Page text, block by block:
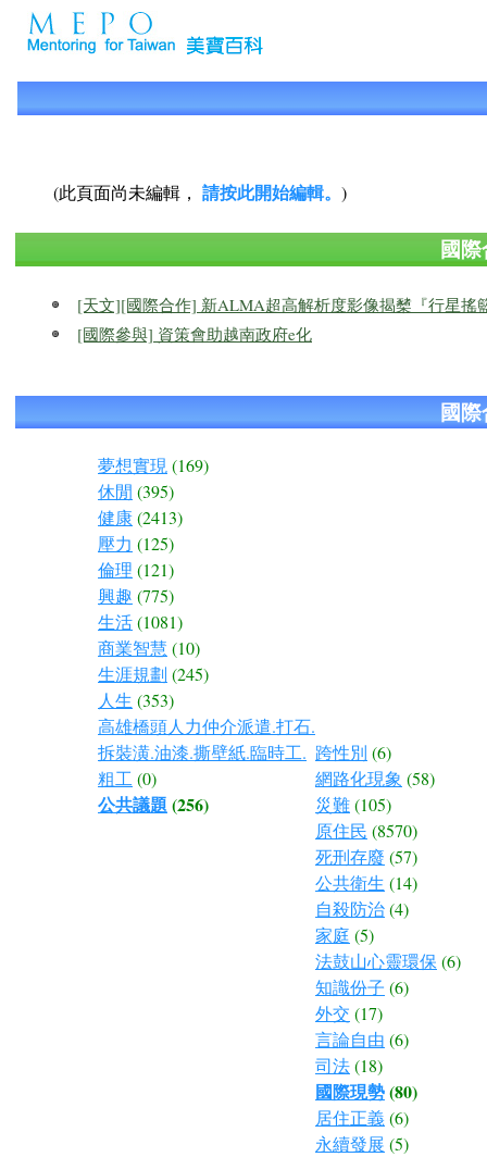
(此頁面尚未編輯， 請按此開始編輯。 )
國
[天文][國際合作] 新ALMA超高解析度影像揭櫫『行星搖
[國際參與] 資策會助越南政府e化
國
夢想實現(169)
休閒 (395)
健康(2413)
壓力 (125)
倫理 (121)
興趣 (775)
生活(1081)
商業智慧 (10)
生涯規劃 (245)
人生 (353)
高雄橋頭人力仲介派遣.打石.
拆裝潢.油漆.撕壁紙.臨時工.
粗工(0)
公共議題 (256)
跨性別 (6)
網路化現象 (58)
災難(105)
原住民 (8570)
死刑存廢 (57)
公共衛生 (14)
自殺防治(4)
家庭 (5)
法鼓山心靈環保(6)
知識份子 (6)
外交 (17)
言論自由 (6)
司法(18)
國際現勢(80)
居住正義(6)
永續發展 (5)